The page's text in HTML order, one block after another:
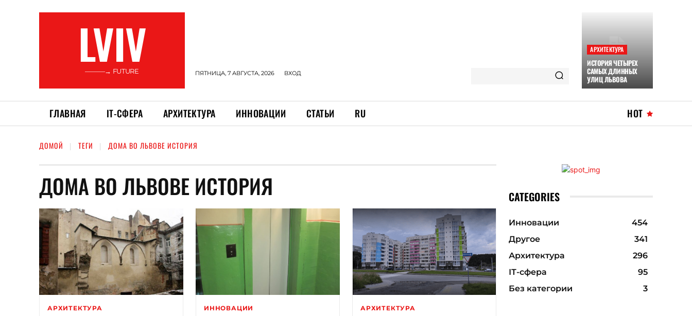
LVIV
———→ FUTURE ПЯТНИЦА, 7 АВГУСТА, 2026 ВХОД
АРХИТЕКТУРА
ИСТОРИЯ ЧЕТЫРЕХ
САМЫХ ДЛИННЫХ
УЛИЦ ЛЬВОВА
ГЛАВНАЯ ІТ-СФЕРА АРХИТЕКТУРА ИННОВАЦИИ СТАТЬИ RU HOT
ДОМОЙ ТЕГИ ДОМА ВО ЛЬВОВЕ ИСТОРИЯ
ДОМА ВО ЛЬВОВЕ ИСТОРИЯ
АРХИТЕКТУРА ИННОВАЦИИ АРХИТЕКТУРА
CATEGORIES
Инновации
454
Другое
341
Архитектура
296
ІТ-сфера
95
Без категории
3